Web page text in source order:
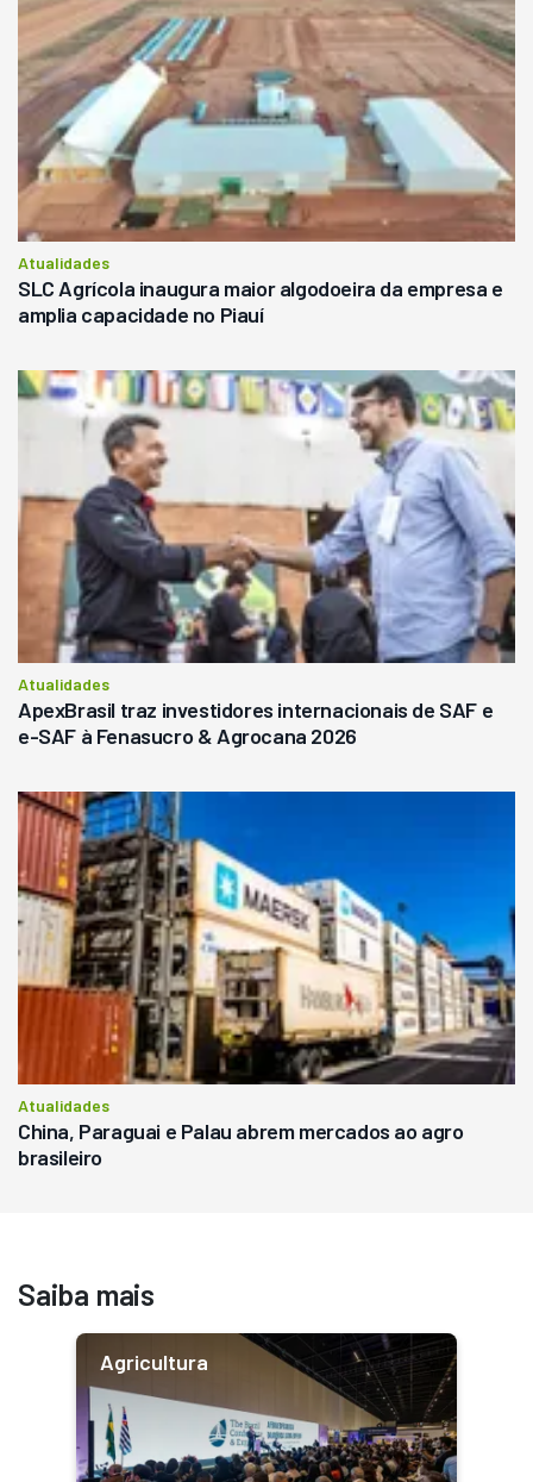
Atualidades
SLC Agrícola inaugura maior algodoeira da empresa e
amplia capacidade no Piauí
Atualidades
ApexBrasil traz investidores internacionais de SAF e
e-SAF à Fenasucro & Agrocana 2026
Atualidades
China, Paraguai e Palau abrem mercados ao agro
brasileiro
Saiba mais
Agricultura